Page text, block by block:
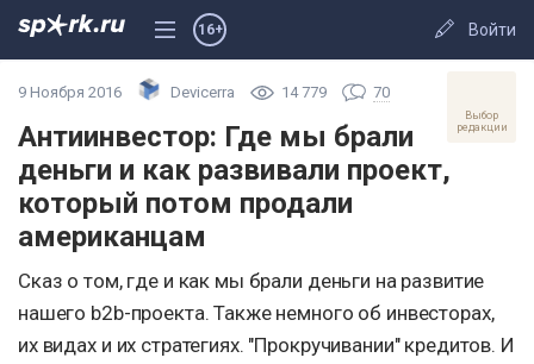
Войти
16+
Выбор
редакции
9 Ноября 2016 Devicerra 14 779 70
Антиинвестор: Где мы брали
деньги и как развивали проект,
который потом продали
американцам
Сказ о том, где и как мы брали деньги на развитие
нашего b2b-проекта. Также немного об инвесторах,
их видах и их стратегиях. "Прокручивании" кредитов. И